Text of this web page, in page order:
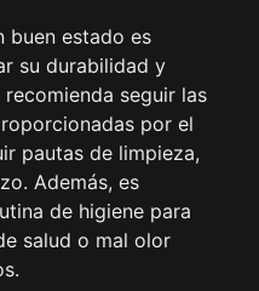
buen estado es
su durabilidad y
seguir las
por el
pautas de limpieza,
Además, es
de higiene para
salud o mal olor